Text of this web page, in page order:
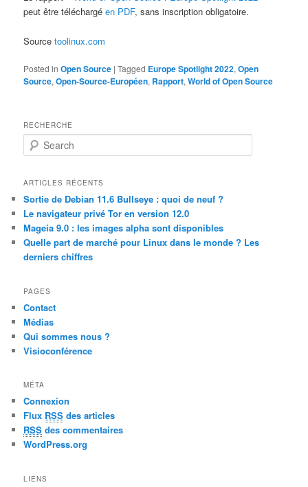
peut être téléchargéen PDF, sans inscription obligatoire.
Sourcetoolinux.com
Posted in Open Source |Tagged Europe Spotlight 2022,Open
Source,Open-Source-Européen, Rapport,World of Open Source
RECHERCHE
e
r
h
ARTICLES RÉCENTS
Sortie de Debian 11.6 Bullseye : quoi de neuf ?
Le navigateur privé Tor en version 12.0
Mageia 9.0 : les images alpha sont disponibles
Quelle part de marché pour Linux dans le monde ? Les
derniers chiffres
PAGES
Contact
Médias
Qui sommes nous ?
Visioconférence
MÉTA
Connexion
Flux RSS des articles
RSS des commentaires
WordPress.org
LIENS